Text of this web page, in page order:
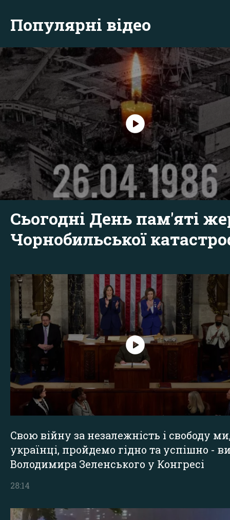
Популярні відео
Сьогодні День пам'яті
Чорнобильської
Свою війну за незалежність і свободу
українці, пройдемо гідно та успішно -
Володимира Зеленського у Конгресі
28:14